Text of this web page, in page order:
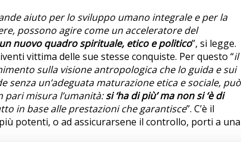
aiuto per lo sviluppo umano integrale e per la
possono agire come un acceleratore del
nuovo quadro spirituale, etico e politico”, si legge.
vittima delle sue stesse conquiste. Per questo “il
sulla visione antropologica che lo guida e sui
senza un’adeguata maturazione etica e sociale, può
pari misura l’umanità:si ‘ha di più’ ma non si ‘è di
in base alle prestazioni che garantisce”. C’è il
potenti, o ad assicurarsene il controllo, porti a una